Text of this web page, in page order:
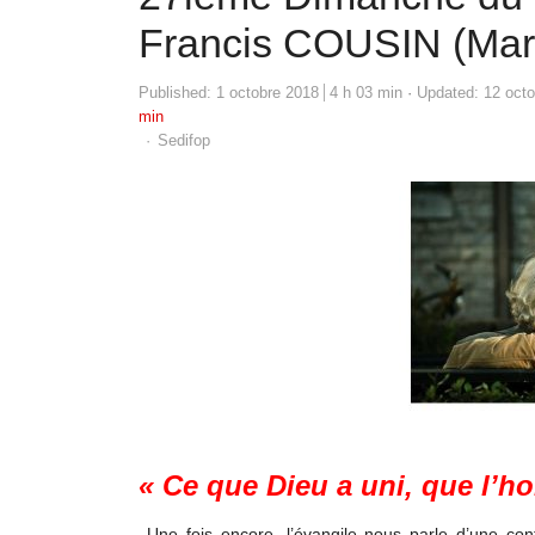
Francis COUSIN
Published: 1 octobre 2018 4 h 03 min
Updated: 12
min
Author
Sedifop
« Ce que Dieu a uni, que